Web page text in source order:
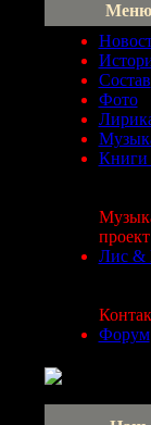
Меню
Состав
Фото
Книги
проект
Лис &
Форум